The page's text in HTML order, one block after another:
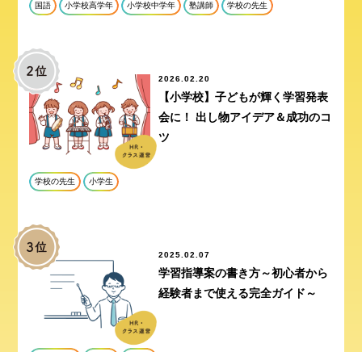
国語 小学校高学年 小学校中学年 塾講師 学校の先生
2026.02.20
【小学校】子どもが輝く学習発表
会に！ 出し物アイデア＆成功のコ
ツ
学校の先生 小学生
2025.02.07
学習指導案の書き方～初心者から
経験者まで使える完全ガイド～